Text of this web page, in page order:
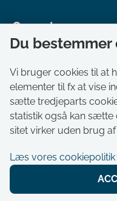
Genveje
Aktuelt
Akut hjælp
Bestil tid i
Ledige stillinger
Du
Vi bruger cookies til at
elementer til fx at vise
sætte tredjeparts
statistik også kan
sitet virker uden brug
Læs vores cookiepolitik